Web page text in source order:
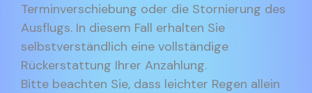
Terminverschiebung oder die Stornierung des
Ausflugs. In diesem Fall erhalten Sie
selbstverständlich eine vollständige
Rückerstattung Ihrer Anzahlung.
Bitte beachten Sie, dass leichter Regen allein